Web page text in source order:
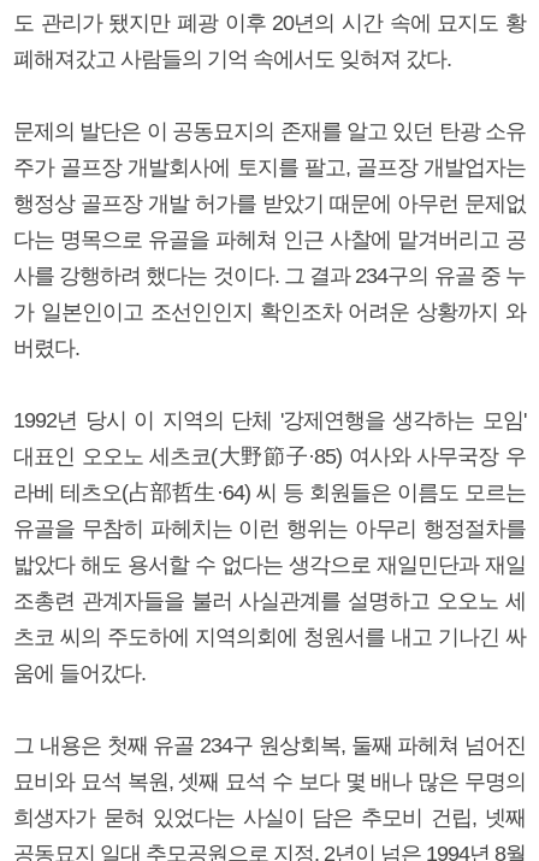
도 관리가 됐지만 폐광 이후 20년의 시간 속에 묘지도 황
폐해져갔고 사람들의 기억 속에서도 잊혀져 갔다.
문제의 발단은 이 공동묘지의 존재를 알고 있던 탄광 소유
주가 골프장 개발회사에 토지를 팔고, 골프장 개발업자는
행정상 골프장 개발 허가를 받았기 때문에 아무런 문제없
다는 명목으로 유골을 파헤쳐 인근 사찰에 맡겨버리고 공
사를 강행하려 했다는 것이다. 그 결과 234구의 유골 중 누
가 일본인이고 조선인인지 확인조차 어려운 상황까지 와
버렸다.
1992년 당시 이 지역의 단체 '강제연행을 생각하는 모임'
대표인 오오노 세츠코(大野節子·85) 여사와 사무국장 우
라베 테츠오(占部哲生·64) 씨 등 회원들은 이름도 모르는
유골을 무참히 파헤치는 이런 행위는 아무리 행정절차를
밟았다 해도 용서할 수 없다는 생각으로 재일민단과 재일
조총련 관계자들을 불러 사실관계를 설명하고 오오노 세
츠코 씨의 주도하에 지역의회에 청원서를 내고 기나긴 싸
움에 들어갔다.
그 내용은 첫째 유골 234구 원상회복, 둘째 파헤쳐 넘어진
묘비와 묘석 복원, 셋째 묘석 수 보다 몇 배나 많은 무명의
희생자가 묻혀 있었다는 사실이 담은 추모비 건립, 넷째
공동묘지 일대 추모공원으로 지정. 2년이 넘은 1994년 8월